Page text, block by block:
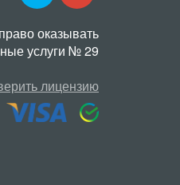
оказывать
услуги № 29
лицензию